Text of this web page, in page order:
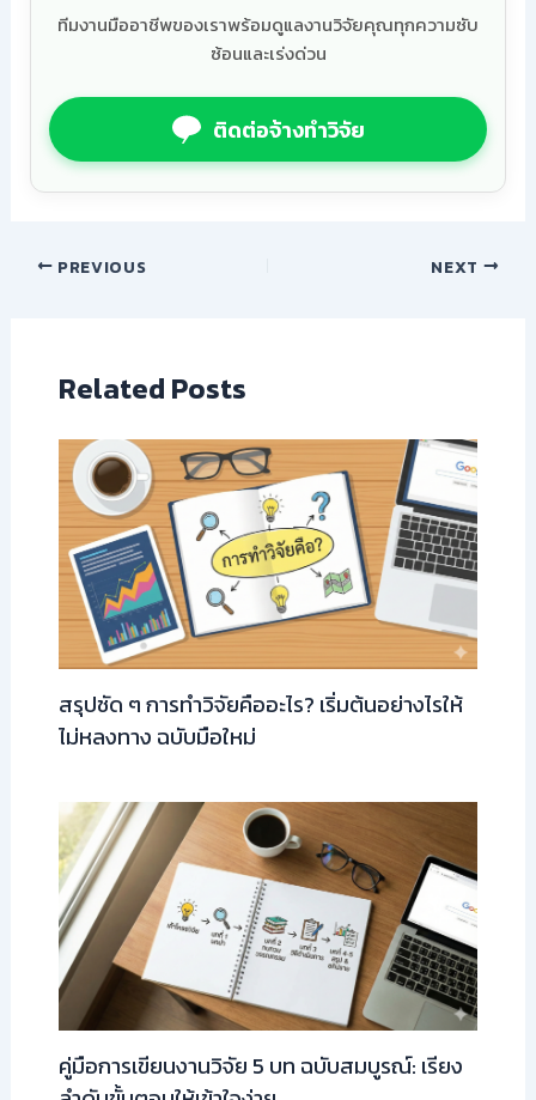
ทีมงานมืออาชีพของเราพร้อมดูแลงานวิจัยคุณทุกความซับ
ซ้อนและเร่งด่วน
ติดต่อจ้างทำวิจัย
PREVIOUS NEXT
Related Posts
สรุปชัด ๆ การทำวิจัยคืออะไร? เริ่มต้นอย่างไรให้
ไม่หลงทาง ฉบับมือใหม่
คู่มือการเขียนงานวิจัย 5 บท ฉบับสมบูรณ์: เรียง